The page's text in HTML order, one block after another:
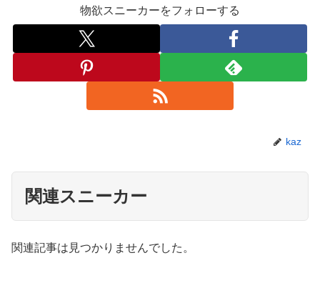
物欲スニーカーをフォローする
kaz
関連スニーカー
関連記事は見つかりませんでした。